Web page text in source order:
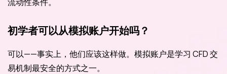
初学者可以从模拟账户开始吗？
可以——事实上，他们应该这样做。模拟账户是学习 CFD 交
易机制最安全的方式之一。